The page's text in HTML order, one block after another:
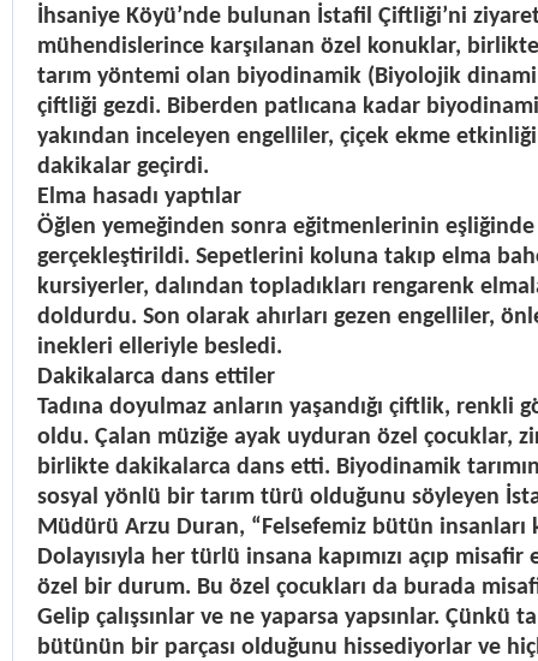
İhsaniye Köyü’nde bulunan İstafil Çiftliği’ni
mühendislerince karşılanan özel konuklar,
tarım yöntemi olan biyodinamik (Biyolojik
çiftliği gezdi. Biberden patlıcana kadar
yakından inceleyen engelliler, çiçek ekme
dakikalar geçirdi.
Elma hasadı yaptılar
Öğlen yemeğinden sonra eğitmenlerinin eşliğinde
gerçekleştirildi. Sepetlerini koluna takıp elma
kursiyerler, dalından topladıkları rengarenk
doldurdu. Son olarak ahırları gezen engelliler,
inekleri elleriyle besledi.
Dakikalarca dans ettiler
Tadına doyulmaz anların yaşandığı çiftlik, renkli
oldu. Çalan müziğe ayak uyduran özel çocuklar,
birlikte dakikalarca dans etti. Biyodinamik
sosyal yönlü bir tarım türü olduğunu söyleyen
Müdürü Arzu Duran, “Felsefemiz bütün insanları
Dolayısıyla her türlü insana kapımızı açıp
özel bir durum. Bu özel çocukları da burada
Gelip çalışsınlar ve ne yaparsa yapsınlar. Çünkü
bütünün bir parçası olduğunu hissediyorlar ve